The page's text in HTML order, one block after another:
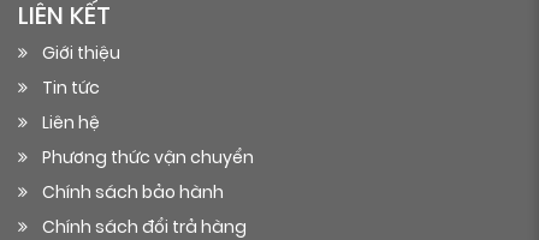
LIÊN KẾT
Giới thiệu
Tin tức
Liên hệ
Phương thức vận chuyển
Chính sách bảo hành
Chính sách đổi trả hàng